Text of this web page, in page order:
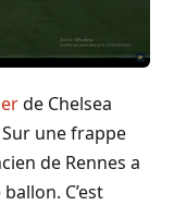
de Chelsea
une frappe
de Rennes a
C’est